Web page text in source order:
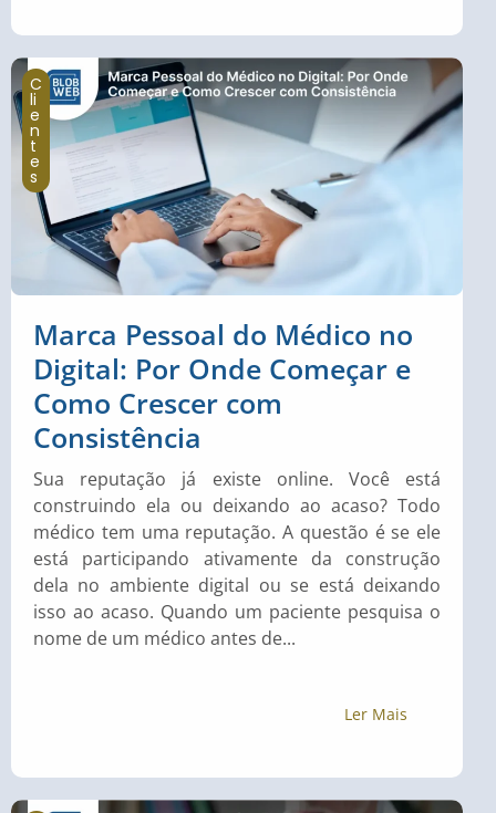
C
li
e
n
t
e
s
Marca Pessoal do Médico no
Digital: Por Onde Começar e
Como Crescer com
Consistência
Sua reputação já existe online. Você está
construindo ela ou deixando ao acaso? Todo
médico tem uma reputação. A questão é se ele
está participando ativamente da construção
dela no ambiente digital ou se está deixando
isso ao acaso. Quando um paciente pesquisa o
nome de um médico antes de...
Ler Mais